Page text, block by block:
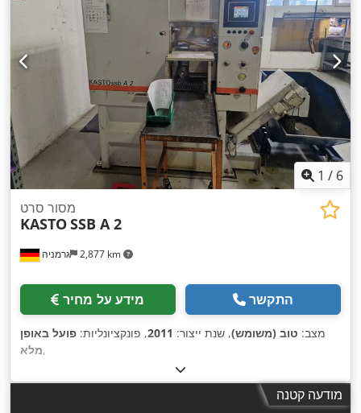
1 / 6
גרמניה 2,877 km
מסור סרט
KASTOSSB A 2
מידע על מחיר התקשר
מצב: טוב (משומש), שנת ייצור: 2011, פונקציונליות: פועל באופן
מלא,
מודעה קטנה